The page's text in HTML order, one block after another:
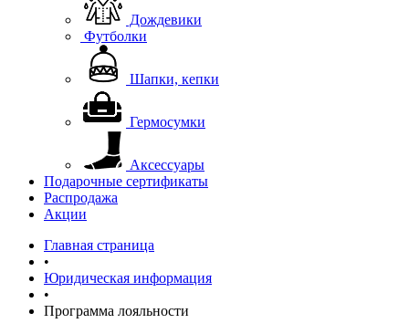
Дождевики
Футболки
Шапки, кепки
Гермосумки
Аксессуары
Подарочные сертификаты
Распродажа
Акции
Главная страница
•
Юридическая информация
•
Программа лояльности